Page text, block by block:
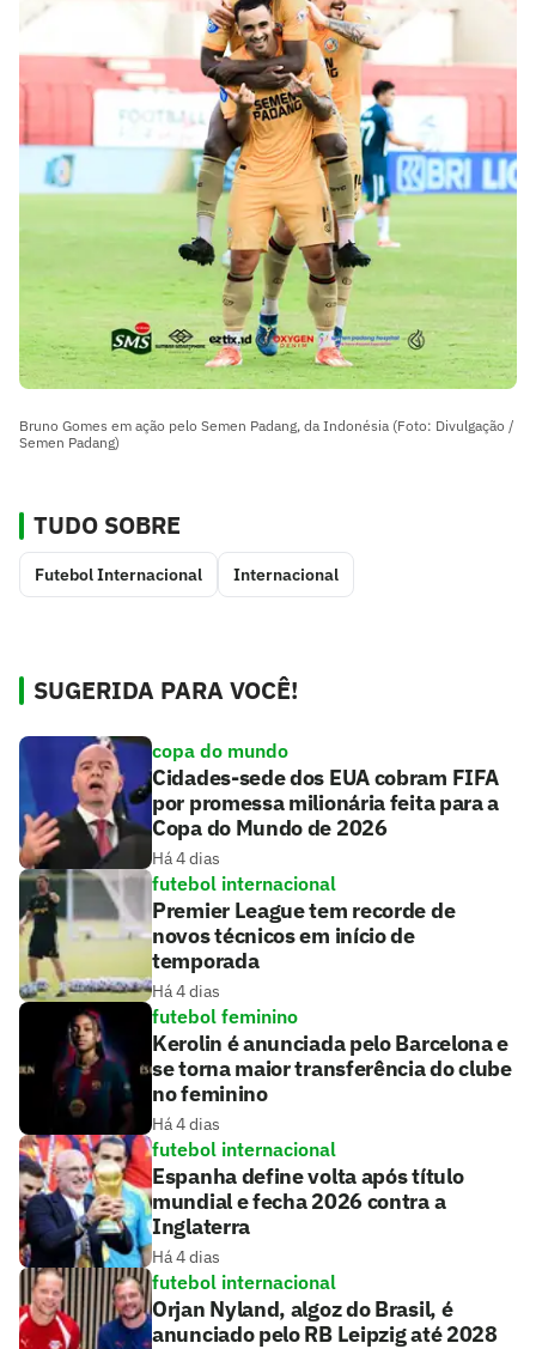
Bruno Gomes em ação pelo Semen Padang, da Indonésia (Foto: Divulgação /
Semen Padang)
TUDO SOBRE
Futebol Internacional Internacional
SUGERIDA PARA VOCÊ!
copa do mundo
Cidades-sede dos EUA cobram FIFA
por promessa milionária feita para a
Copa do Mundo de 2026
Há 4 dias
futebol internacional
Premier League tem recorde de
novos técnicos em início de
temporada
Há 4 dias
futebol feminino
Kerolin é anunciada pelo Barcelona e
se torna maior transferência do clube
no feminino
Há 4 dias
futebol internacional
Espanha define volta após título
mundial e fecha 2026 contra a
Inglaterra
Há 4 dias
futebol internacional
Orjan Nyland, algoz do Brasil, é
anunciado pelo RB Leipzig até 2028